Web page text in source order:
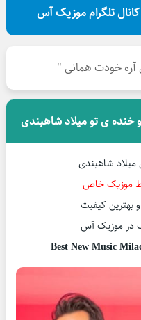
تلگرام موزیک آس
آره خودت همانی "
خنده ی تو میلاد شاهبندی
شاهبندی
موزیک خاص
در موزیک آس
Best New Music